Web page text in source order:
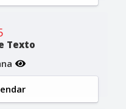
Texto